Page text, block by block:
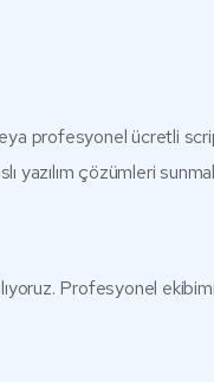
profesyonel ücretli
yazılım çözümleri
Profesyonel